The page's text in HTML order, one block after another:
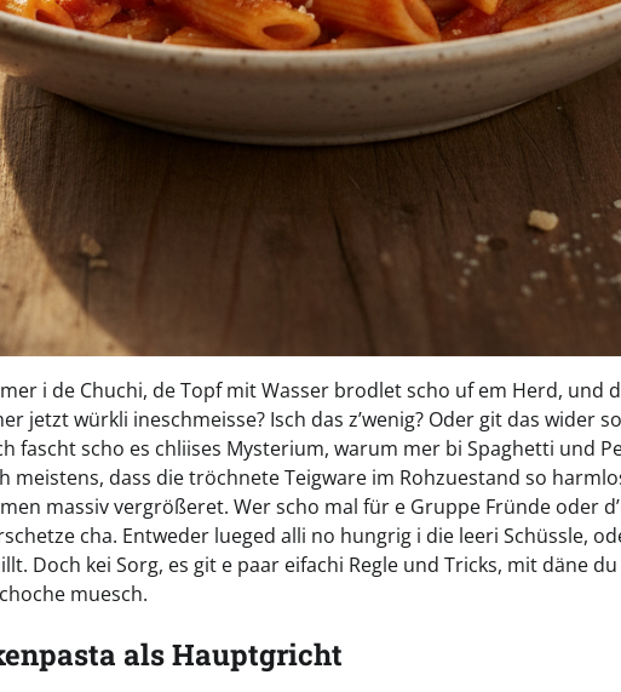
i de Chuchi, de Topf mit Wasser brodlet scho uf em Herd, und
jetzt würkli ineschmeisse? Isch das z’wenig? Oder git das wider
fascht scho es chliises Mysterium, warum mer bi Spaghetti und
meistens, dass die tröchnete Teigware im Rohzuestand so
massiv vergrößeret. Wer scho mal für e Gruppe Fründe oder
cha. Entweder lueged alli no hungrig i die leeri Schüssle,
Doch kei Sorg, es git e paar eifachi Regle und Tricks, mit däne
muesch.
als Hauptgricht